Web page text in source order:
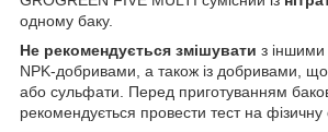
одному баку.
Не рекомендується змішувати з
NPK-добривами, а також із добривами,
або сульфати. Перед приготуванням
рекомендується провести тест на фізичну